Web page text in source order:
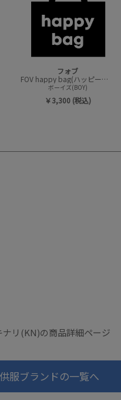
フォブ
FOV happy bag(ハッピーバック/トップスセット)
ボーイズ(BOY)
￥3,300 (税込)
リ(KN)の商品詳細ページ
服ブランドの一覧へ